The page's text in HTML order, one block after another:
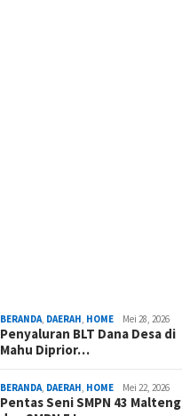
BERANDA DAERAH HOME Mei 28, 2026
Penyaluran BLT Dana Desa di
Mahu Diprior…
BERANDA DAERAH HOME Mei 22, 2026
Pentas Seni SMPN 43 Malteng